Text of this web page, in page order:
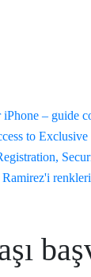
– guide
to Exclusive